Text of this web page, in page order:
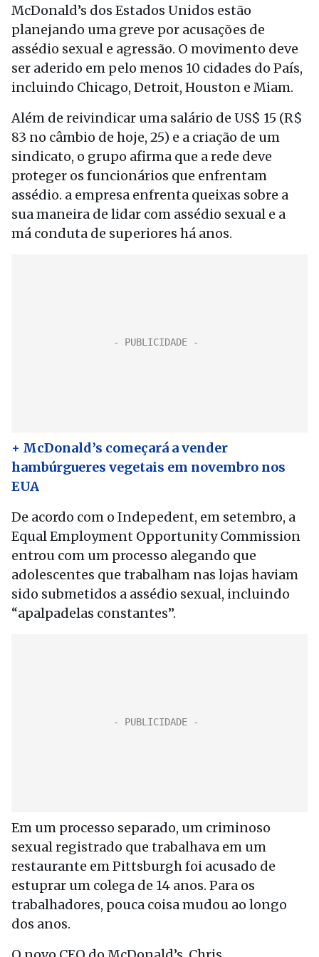
McDonald’s dos Estados Unidos estão
planejando uma greve por acusações de
assédio sexual e agressão. O movimento deve
ser aderido em pelo menos 10 cidades do País,
incluindo Chicago, Detroit, Houston e Miam.
Além de reivindicar uma salário de US$ 15 (R$
83 no câmbio de hoje, 25) e a criação de um
sindicato, o grupo afirma que a rede deve
proteger os funcionários que enfrentam
assédio. a empresa enfrenta queixas sobre a
sua maneira de lidar com assédio sexual e a
má conduta de superiores há anos.
+ McDonald’s começará a vender
hambúrgueres vegetais em novembro nos
EUA
De acordo com o Indepedent, em setembro, a
Equal Employment Opportunity Commission
entrou com um processo alegando que
adolescentes que trabalham nas lojas haviam
sido submetidos a assédio sexual, incluindo
“apalpadelas constantes”.
Em um processo separado, um criminoso
sexual registrado que trabalhava em um
restaurante em Pittsburgh foi acusado de
estuprar um colega de 14 anos. Para os
trabalhadores, pouca coisa mudou ao longo
dos anos.